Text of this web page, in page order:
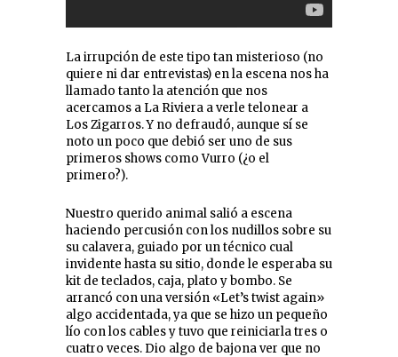
La irrupción de este tipo tan misterioso (no
quiere ni dar entrevistas) en la escena nos ha
llamado tanto la atención que nos
acercamos a La Riviera a verle telonear a
Los Zigarros. Y no defraudó, aunque sí se
noto un poco que debió ser uno de sus
primeros shows como Vurro (¿o el
primero?).
Nuestro querido animal salió a escena
haciendo percusión con los nudillos sobre su
su calavera, guiado por un técnico cual
invidente hasta su sitio, donde le esperaba su
kit de teclados, caja, plato y bombo. Se
arrancó con una versión «Let’s twist again»
algo accidentada, ya que se hizo un pequeño
lío con los cables y tuvo que reiniciarla tres o
cuatro veces. Dio algo de bajona ver que no